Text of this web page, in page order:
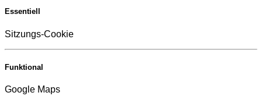
Essentiell
Sitzungs-Cookie
Funktional
Google Maps